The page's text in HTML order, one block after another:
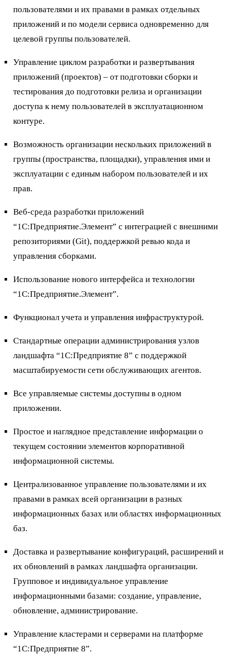
пользователями и их правами в рамках отдельных
приложений и по модели сервиса одновременно для
целевой группы пользователей.
Управление циклом разработки и развертывания
приложений (проектов) – от подготовки сборки и
тестирования до подготовки релиза и организации
доступа к нему пользователей в эксплуатационном
контуре.
Возможность организации нескольких приложений в
группы (пространства, площадки), управления ими и
эксплуатации с единым набором пользователей и их
прав.
Веб-среда разработки приложений
“1С:Предприятие.Элемент” с интеграцией с внешними
репозиториями (Git), поддержкой ревью кода и
управления сборками.
Использование нового интерфейса и технологии
“1С:Предприятие.Элемент”.
Функционал учета и управления инфраструктурой.
Стандартные операции администрирования узлов
ландшафта “1С:Предприятие 8” с поддержкой
масштабируемости сети обслуживающих агентов.
Все управляемые системы доступны в одном
приложении.
Простое и наглядное представление информации о
текущем состоянии элементов корпоративной
информационной системы.
Централизованное управление пользователями и их
правами в рамках всей организации в разных
информационных базах или областях информационных
баз.
Доставка и развертывание конфигураций, расширений и
их обновлений в рамках ландшафта организации.
Групповое и индивидуальное управление
информационными базами: создание, управление,
обновление, администрирование.
Управление кластерами и серверами на платформе
“1С:Предприятие 8”.